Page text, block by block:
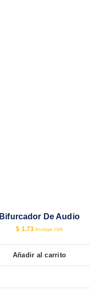
Bifurcador De Audio
$ 1.73 Incluye IVA
Añadir al carrito